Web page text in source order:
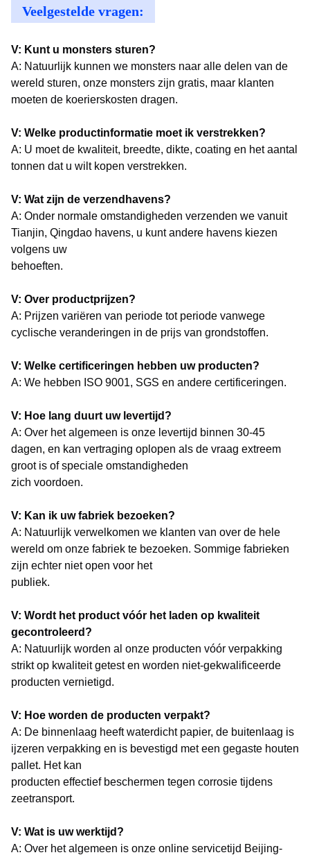
Veelgestelde vragen:
V: Kunt u monsters sturen?
A: Natuurlijk kunnen we monsters naar alle delen van de
wereld sturen, onze monsters zijn gratis, maar klanten
moeten de koerierskosten dragen.
V: Welke productinformatie moet ik verstrekken?
A: U moet de kwaliteit, breedte, dikte, coating en het aantal
tonnen dat u wilt kopen verstrekken.
V: Wat zijn de verzendhavens?
A: Onder normale omstandigheden verzenden we vanuit
Tianjin, Qingdao havens, u kunt andere havens kiezen
volgens uw
behoeften.
V: Over productprijzen?
A: Prijzen variëren van periode tot periode vanwege
cyclische veranderingen in de prijs van grondstoffen.
V: Welke certificeringen hebben uw producten?
A: We hebben ISO 9001, SGS en andere certificeringen.
V: Hoe lang duurt uw levertijd?
A: Over het algemeen is onze levertijd binnen 30-45
dagen, en kan vertraging oplopen als de vraag extreem
groot is of speciale omstandigheden
zich voordoen.
V: Kan ik uw fabriek bezoeken?
A: Natuurlijk verwelkomen we klanten van over de hele
wereld om onze fabriek te bezoeken. Sommige fabrieken
zijn echter niet open voor het
publiek.
V: Wordt het product vóór het laden op kwaliteit
gecontroleerd?
A: Natuurlijk worden al onze producten vóór verpakking
strikt op kwaliteit getest en worden niet-gekwalificeerde
producten vernietigd.
V: Hoe worden de producten verpakt?
A: De binnenlaag heeft waterdicht papier, de buitenlaag is
ijzeren verpakking en is bevestigd met een gegaste houten
pallet. Het kan
producten effectief beschermen tegen corrosie tijdens
zeetransport.
V: Wat is uw werktijd?
A: Over het algemeen is onze online servicetijd Beijing-